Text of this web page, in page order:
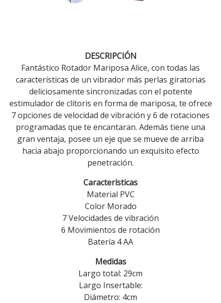
DESCRIPCIÓN
Fantástico Rotador Mariposa Alice, con todas las
características de un vibrador más perlas giratorias
deliciosamente sincronizadas con el potente
estimulador de clítoris en forma de mariposa, te ofrece
7 opciones de velocidad de vibración y 6 de rotaciones
programadas que te encantaran. Además tiene una
gran ventaja, posee un eje que se mueve de arriba
hacia abajo proporcionando un exquisito efecto
penetración.
Características
Material PVC
Color Morado
7 Velocidades de vibración
6 Movimientos de rotación
Batería 4 AA
Medidas
Largo total: 29cm
Largo Insertable:
Diámetro: 4cm